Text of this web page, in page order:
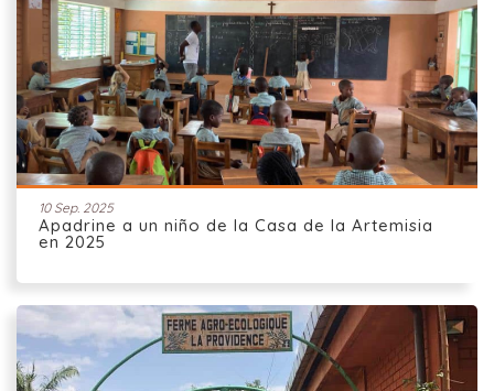
10 Sep. 2025
Apadrine a un niño de la Casa de la Artemisia
en 2025